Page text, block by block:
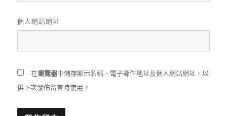
個人網站網址
在瀏覽器中儲存顯示名稱、電子郵件地址及個人網站網址，以
供下次發佈留言時使用。